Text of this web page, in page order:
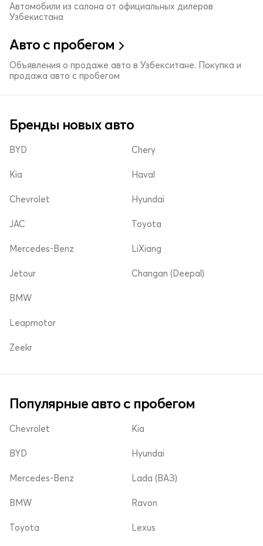
Автомобили из салона от официальных дилеров
Узбекистана
Авто с пробегом
Объявления о продаже авто в Узбекситане. Покупка и
продажа авто с пробегом
Бренды новых авто
BYD
Kia
Chevrolet
Chery
Haval
Hyundai
JAC
Mercedes-Benz
Jetour
Toyota
LiXiang
Changan (Deepal)
BMW
Leapmotor
Zeekr
Популярные авто с пробегом
Chevrolet
BYD
Mercedes-Benz
Kia
Hyundai
Lada (ВАЗ)
BMW
Toyota
Ravon
Lexus